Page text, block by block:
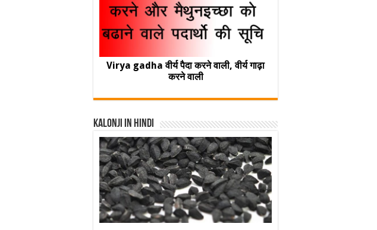
Virya gadha वीर्य पैदा करने वाली, वीर्य गाढ़ा
करने वाली
Kalonji In Hindi